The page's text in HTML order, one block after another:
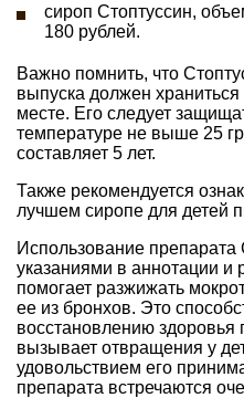
сироп Стоптуссин,
180 рублей.
Важно помнить, что
выпуска должен
месте. Его следует
температуре не выше 25
составляет 5 лет.
Также рекомендуется
лучшем сиропе для детей
Использование препарата
указаниями в аннотации и
помогает разжижать
ее из бронхов. Это
восстановлению здоровья
вызывает отвращения у
удовольствием его
препарата встречаются